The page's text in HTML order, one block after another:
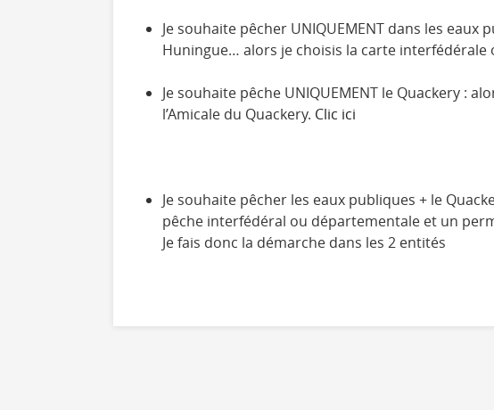
Je souhaite pêcher UNIQUEMENT dans les eaux
Huningue… alors je choisis la carte interfédérale
Je souhaite pêche UNIQUEMENT le Quackery :
l’Amicale du Quackery. Clic ici
Je souhaite pêcher les eaux publiques + le
pêche interfédéral ou départementale et un
Je fais donc la démarche dans les 2 entités